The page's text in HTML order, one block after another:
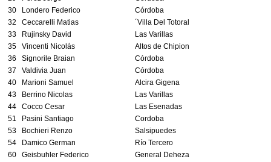
30
Londero Federico
Córdoba
32
Ceccarelli Matias
´Villa Del Totoral
33
Rujinsky David
Las Varillas
35
Vincenti Nicolás
Altos de Chipion
36
Signorile Braian
Córdoba
37
Valdivia Juan
Córdoba
40
Marioni Samuel
Alcira Gigena
43
Berrino Nicolas
Las Varillas
44
Cocco Cesar
Las Esenadas
51
Pasini Santiago
Cordoba
53
Bochieri Renzo
Salsipuedes
54
Damico German
Río Tercero
60
Geisbuhler Federico
General Deheza